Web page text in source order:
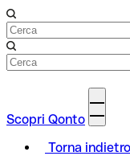
Scopri Qonto
Torna indietro